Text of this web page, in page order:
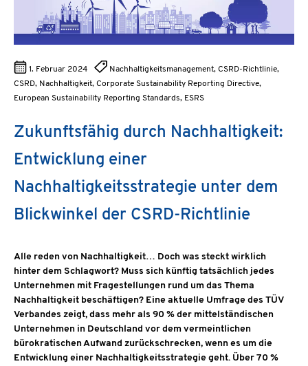
1. Februar 2024
Nachhaltigkeitsmanagement, CSRD-Richtlinie,
CSRD, Nachhaltigkeit, Corporate Sustainability Reporting Directive,
European Sustainability Reporting Standards, ESRS
Zukunftsfähig durch Nachhaltigkeit:
Entwicklung einer
Nachhaltigkeitsstrategie unter dem
Blickwinkel der CSRD-Richtlinie
Alle reden von Nachhaltigkeit… Doch was steckt wirklich
hinter dem Schlagwort? Muss sich künftig tatsächlich jedes
Unternehmen mit Fragestellungen rund um das Thema
Nachhaltigkeit beschäftigen? Eine aktuelle Umfrage des TÜV
Verbandes zeigt, dass mehr als 90 % der mittelständischen
Unternehmen in Deutschland vor dem vermeintlichen
bürokratischen Aufwand zurückschrecken, wenn es um die
Entwicklung einer Nachhaltigkeitsstrategie geht. Über 70 %